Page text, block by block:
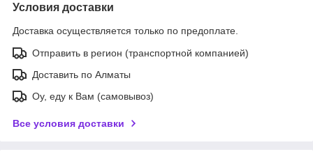
Условия доставки
Доставка осуществляется только по предоплате.
Отправить в регион (транспортной компанией)
Доставить по Алматы
Оу, еду к Вам (самовывоз)
Все условия доставки